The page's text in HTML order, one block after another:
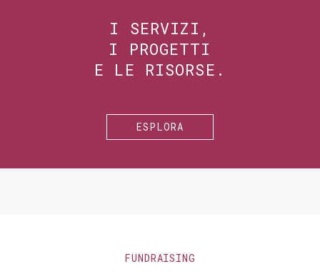
I SERVIZI,
I PROGETTI
E LE RISORSE.
ESPLORA
FUNDRAISING